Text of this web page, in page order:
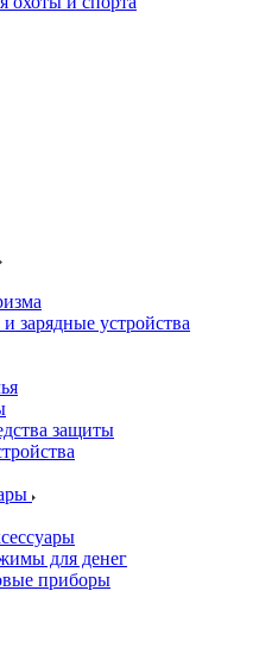
зарядные устройства
защиты
для денег
приборы